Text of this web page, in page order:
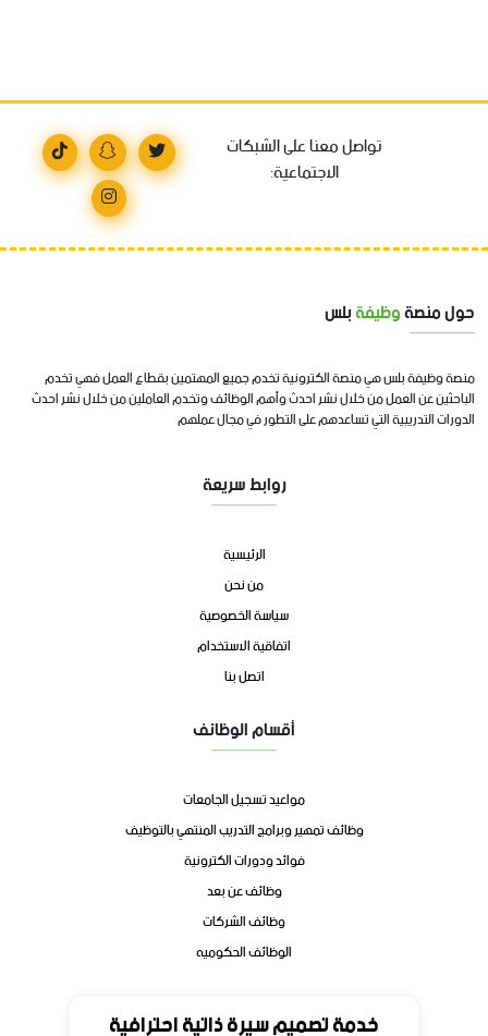
خدمة تصميم سيرة ذاتية احترافية
تواصل معنا على الشبكات
الاجتماعية:
حول منصةوظيفةبلس
منصة وظيفة بلس هي منصة الكترونية تخدم جميع المهتمين بقطاع العمل فهي تخدم
الباحثين عن العمل من خلال نشر احدث وأهم الوظائف وتخدم العاملين من خلال نشر احدث
الدورات التدريبية التي تساعدهم على التطور في مجال عملهم
روابط سريعة
الرئيسية
من نحن
سياسة الخصوصية
اتفاقية الاستخدام
اتصل بنا
أقسام الوظائف
مواعيد تسجيل الجامعات
وظائف تمهير وبرامج التدريب المنتهي بالتوظيف
فوائد ودورات الكترونية
وظائف عن بعد
وظائف الشركات
الوظائف الحكوميه